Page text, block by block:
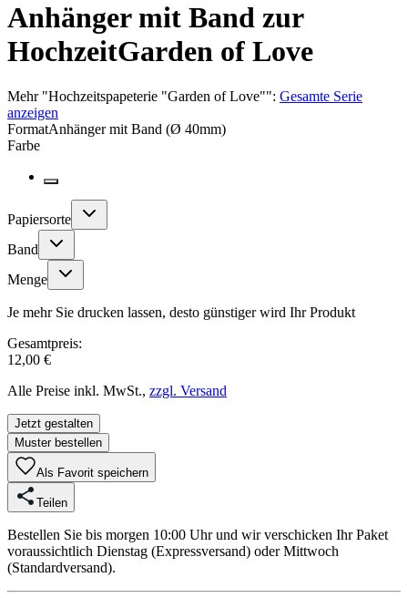
Anhänger mit Band zur
HochzeitGarden of Love
Mehr"Hochzeitspapeterie "Garden of Love"": Gesamte Serie
anzeigen
FormatAnhänger mit Band (Ø 40mm)
Farbe
Papiersorte
Band
Menge
Je mehr Sie drucken lassen, desto günstiger wird Ihr Produkt
Gesamtpreis:
12,00 €
Alle Preise inkl. MwSt., zzgl. Versand
Jetzt gestalten
Muster bestellen
Als Favorit speichern
Teilen
Bestellen Sie bis morgen 10:00 Uhr und wir verschicken Ihr Paket
voraussichtlich Dienstag (Expressversand) oder Mittwoch
(Standardversand).